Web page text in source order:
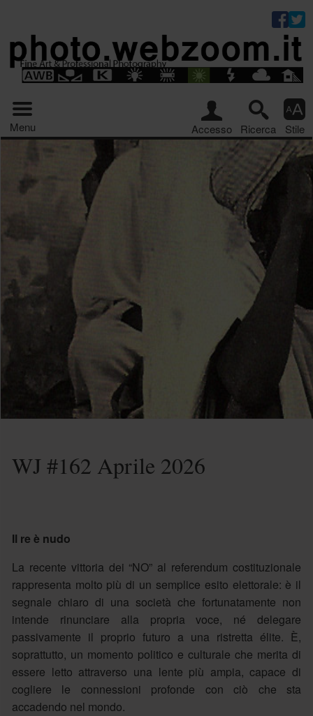
Menu principale
Menu
Riquadro
Accesso Ricerca Stile
WJ #162 Aprile 2026
Il re è nudo
La recente vittoria dei “NO” al referendum costituzionale
rappresenta molto più di un semplice esito elettorale: è il
segnale chiaro di una società che fortunatamente non
intende rinunciare alla propria voce, né delegare
passivamente il proprio futuro a una ristretta élite. È,
soprattutto, un momento politico e culturale che merita di
essere letto attraverso una lente più ampia, capace di
cogliere le connessioni profonde con ciò che sta
accadendo nel mondo.